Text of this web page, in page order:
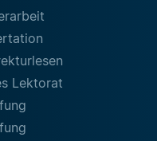
Lektorat